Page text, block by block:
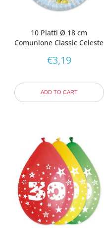
10 Piatti Ø 18 cm
Comunione Classic Celeste
€3,19
ADD TO CART